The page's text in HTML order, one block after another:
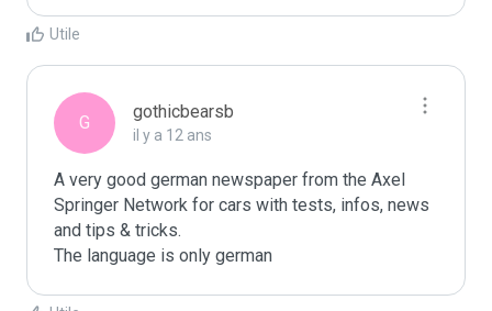
Utile
G
gothicbearsb
il y a 12 ans
A very good german newspaper from the Axel
Springer Network for cars with tests, infos, news
and tips & tricks.
The language is only german